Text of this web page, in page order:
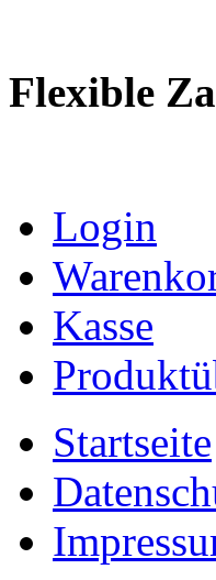
Flexible
Login
Kasse
Startseite